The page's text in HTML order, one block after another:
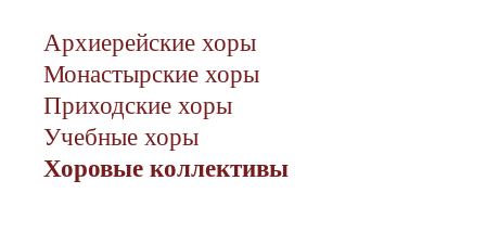
Архиерейские хоры
Монастырские хоры
Приходские хоры
Учебные хоры
Хоровые коллективы